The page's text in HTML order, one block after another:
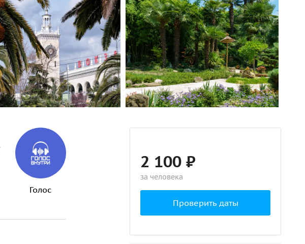
Голос
2 100 ₽
за человека
Проверить даты